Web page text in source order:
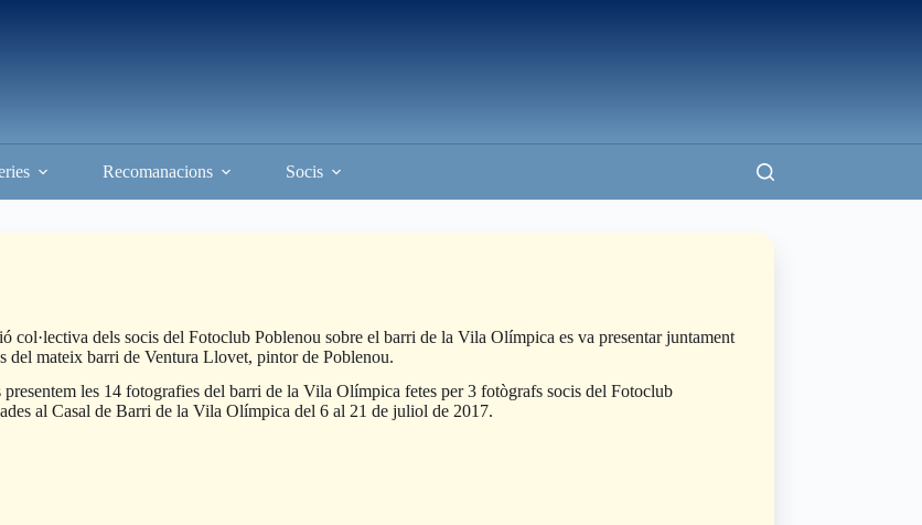
Recomanacions Socis
col·lectiva dels socis del Fotoclub Poblenou sobre el barri de la Vila Olímpica es va presentar juntament
del mateix barri de Ventura Llovet, pintor de Poblenou.
les 14 fotografies del barri de la Vila Olímpica fetes per 3 fotògrafs socis del Fotoclub
al Casal de Barri de la Vila Olímpica del 6 al 21 de juliol de 2017.